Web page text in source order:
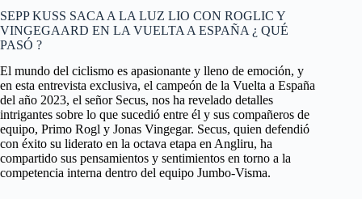
SEPP KUSS SACA A LA LUZ LIO CON ROGLIC Y
VINGEGAARD EN LA VUELTA A ESPAÑA ¿ QUÉ
PASÓ ?
El mundo del ciclismo es apasionante y lleno de emoción, y
en esta entrevista exclusiva, el campeón de la Vuelta a España
del año 2023, el señor Secus, nos ha revelado detalles
intrigantes sobre lo que sucedió entre él y sus compañeros de
equipo, Primo Rogl y Jonas Vingegar. Secus, quien defendió
con éxito su liderato en la octava etapa en Angliru, ha
compartido sus pensamientos y sentimientos en torno a la
competencia interna dentro del equipo Jumbo-Visma.